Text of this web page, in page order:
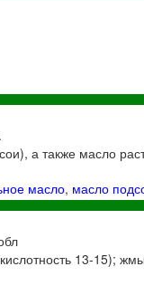
а также масло
масло, масло
13-15);